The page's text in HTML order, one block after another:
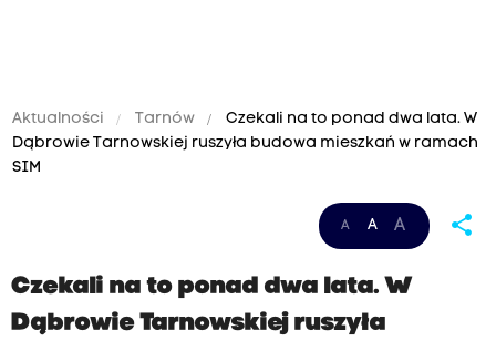
Aktualności Tarnów
Czekali na to ponad dwa lata. W
Dąbrowie Tarnowskiej ruszyła budowa mieszkań w ramach
SIM
A A A share
Czekali na to ponad dwa lata. W
Dąbrowie Tarnowskiej ruszyła